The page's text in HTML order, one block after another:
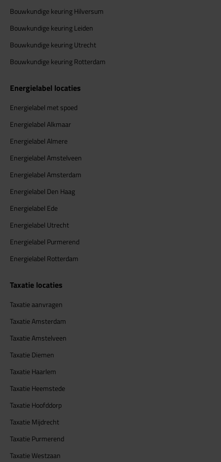
Bouwkundige keuring Hilversum
Bouwkundige keuring Leiden
Bouwkundige keuring Utrecht
Bouwkundige keuring Rotterdam
Energielabel locaties
Energielabel met spoed
Energielabel Alkmaar
Energielabel Almere
Energielabel Amstelveen
Energielabel Amsterdam
Energielabel Den Haag
Energielabel Ede
Energielabel Utrecht
Energielabel Purmerend
Energielabel Rotterdam
Taxatie locaties
Taxatie aanvragen
Taxatie Amsterdam
Taxatie Amstelveen
Taxatie Diemen
Taxatie Haarlem
Taxatie Heemstede
Taxatie Hoofddorp
Taxatie Mijdrecht
Taxatie Purmerend
Taxatie Westzaan